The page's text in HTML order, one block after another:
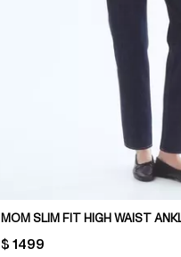
MOM SLIM FIT HIGH WAIST
PRICE:
$ 1499